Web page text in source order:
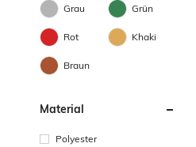
Grau Grün
Rot Khaki
Braun
Material
Polyester